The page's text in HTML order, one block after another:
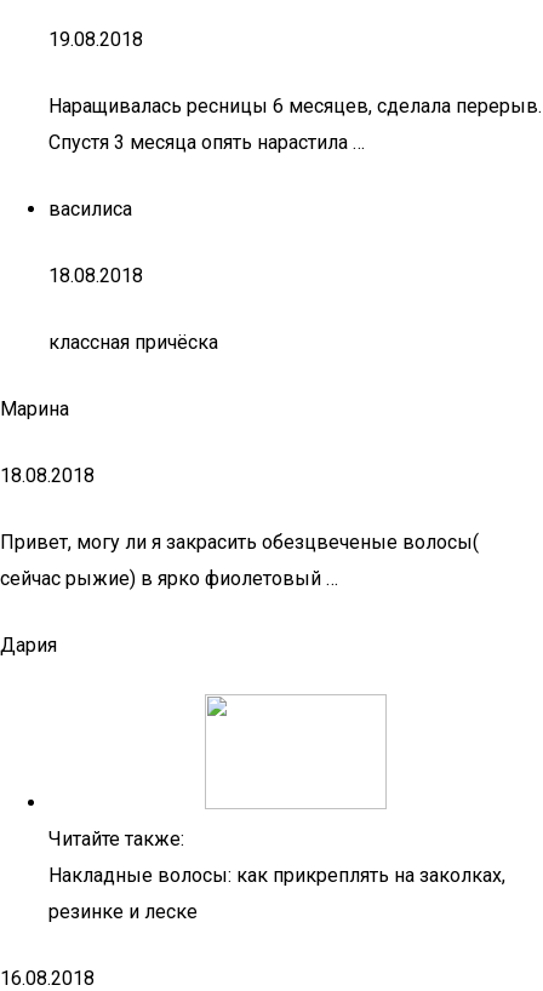
19.08.2018
Наращивалась ресницы 6 месяцев, сделала перерыв.
Спустя 3 месяца опять нарастила …
василиса
18.08.2018
классная причёска
Марина
18.08.2018
Привет, могу ли я закрасить обезцвеченые волосы(
сейчас рыжие) в ярко фиолетовый …
Дария
Читайте также:
Накладные волосы: как прикреплять на заколках,
резинке и леске
16.08.2018